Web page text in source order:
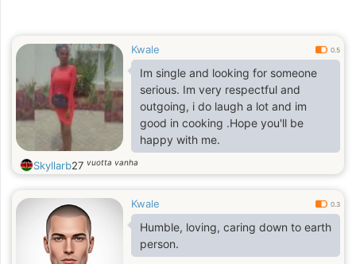
Kwale 0.5
Im single and looking for someone
serious. Im very respectful and
outgoing, i do laugh a lot and im
good in cooking .Hope you'll be
happy with me.
Skyllarb27 vuotta vanha
Kwale 0.3
Humble, loving, caring down to earth
person.